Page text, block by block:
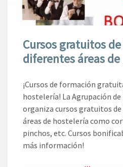
Cursos gratuitos
diferentes áreas
¡Cursos de formación
hostelería! La Agrupación
organiza cursos gratuitos
áreas de hostelería como
pinchos, etc. Cursos
más información!